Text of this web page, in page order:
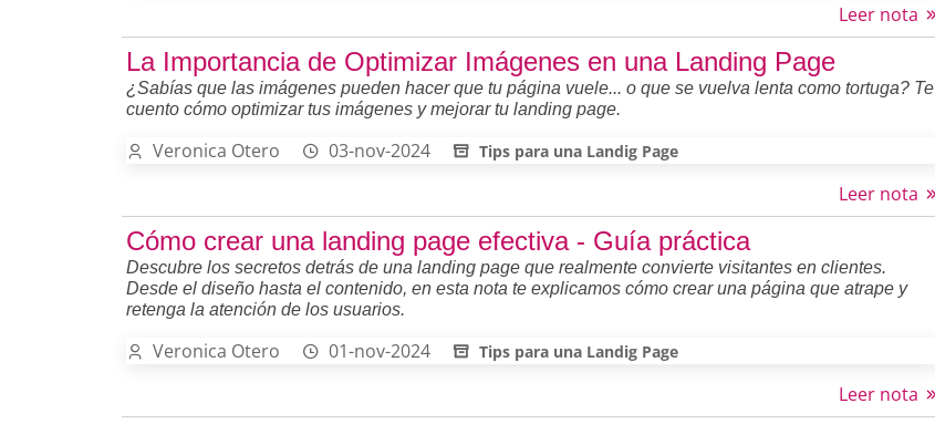
Leer nota
La Importancia de Optimizar Imágenes en una Landing Page
¿Sabías que las imágenes pueden hacer que tu página vuele... o que se vuelva lenta como tortuga? Te
cuento cómo optimizar tus imágenes y mejorar tu landing page.
Veronica Otero 03-nov-2024 Tips para una Landig Page
Leer nota
Cómo crear una landing page efectiva - Guía práctica
Descubre los secretos detrás de una landing page que realmente convierte visitantes en clientes.
Desde el diseño hasta el contenido, en esta nota te explicamos cómo crear una página que atrape y
retenga la atención de los usuarios.
Veronica Otero 01-nov-2024 Tips para una Landig Page
Leer nota